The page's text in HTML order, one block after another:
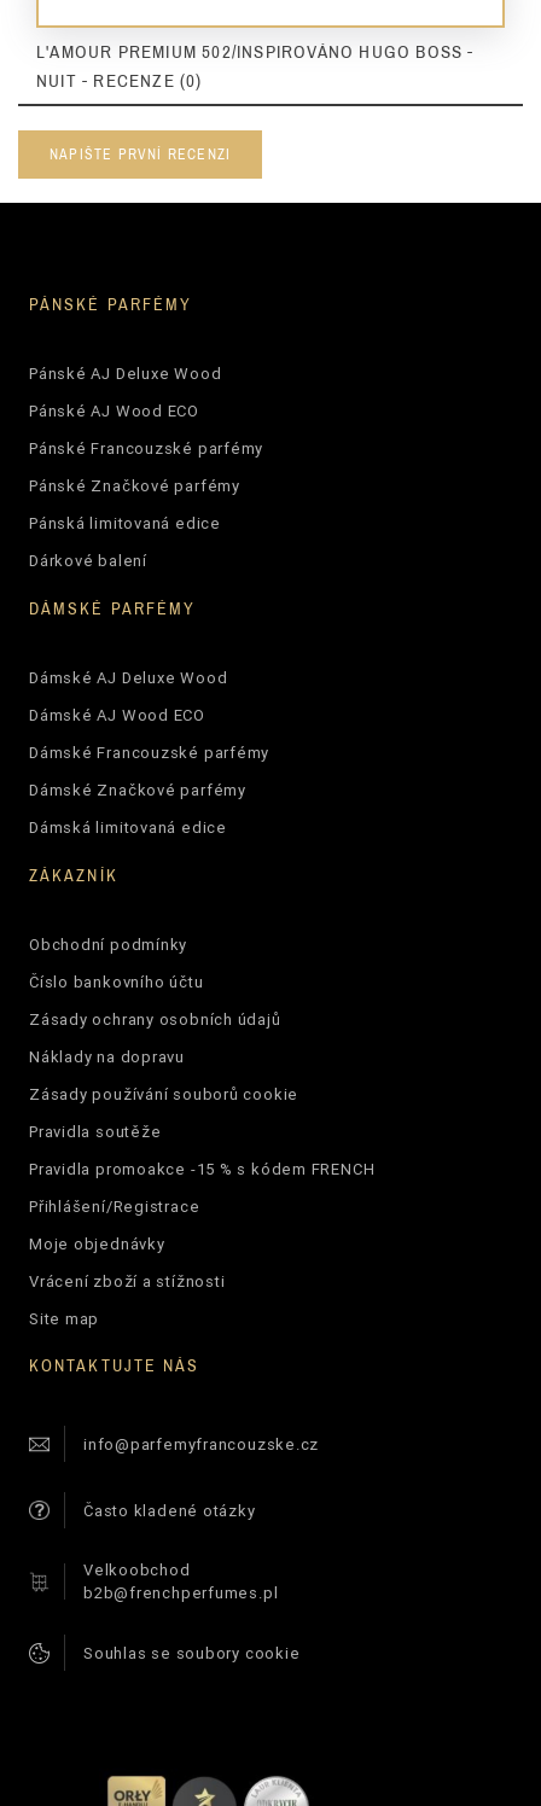
L'AMOUR PREMIUM 502/INSPIROVÁNO HUGO BOSS -
NUIT - RECENZE (0)
NAPIŠTE PRVNÍ RECENZI
PÁNSKÉ PARFÉMY
Pánské AJ Deluxe Wood
Pánské AJ Wood ECO
Pánské Francouzské parfémy
Pánské Značkové parfémy
Pánská limitovaná edice
Dárkové balení
DÁMSKÉ PARFÉMY
Dámské AJ Deluxe Wood
Dámské AJ Wood ECO
Dámské Francouzské parfémy
Dámské Značkové parfémy
Dámská limitovaná edice
ZÁKAZNÍK
Obchodní podmínky
Číslo bankovního účtu
Zásady ochrany osobních údajů
Náklady na dopravu
Zásady používání souborů cookie
Pravidla soutěže
Pravidla promoakce -15 % s kódem FRENCH
Přihlášení/Registrace
Moje objednávky
Vrácení zboží a stížnosti
Site map
KONTAKTUJTE NÁS
info@parfemyfrancouzske.cz
Často kladené otázky
Velkoobchod
b2b@frenchperfumes.pl
Souhlas se soubory cookie